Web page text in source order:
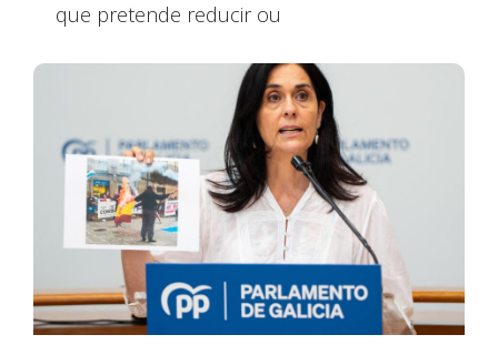
que pretende reducir ou